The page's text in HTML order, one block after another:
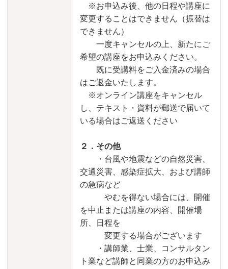
※お申込み後、他の日程や講座に
変更することはできません（振替は
できません）
一度キャンセルの上、新たにご
希望の講座をお申込みください。
既に受講料をご入金済みの場合
はご返金いたします。
※オンライン講座をキャンセル
し、テキスト・資料が郵送で届いて
いる場合はご返送ください
２．その他
・台風や地震などの自然災害、
交通災害、感染症拡大、および講師
の急病など
やむを得ない場合には、開催
を中止または講座の内容、開催場
所、日程を
変更する場合がございます
・講師業、士業、コンサルタン
ト業など講師と同業の方のお申込み